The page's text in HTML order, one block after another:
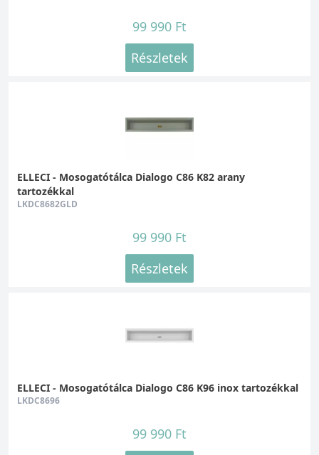
99 990 Ft
Részletek
ELLECI - Mosogatótálca Dialogo C86 K82 arany
tartozékkal
LKDC8682GLD
99 990 Ft
Részletek
ELLECI - Mosogatótálca Dialogo C86 K96 inox tartozékkal
LKDC8696
99 990 Ft